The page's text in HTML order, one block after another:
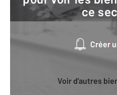
ce
Créer
Voir d'autres